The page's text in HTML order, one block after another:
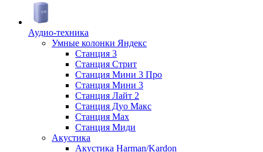
Аудио-техника
Умные колонки Яндекс
Станция 3
Станция Стрит
Станция Мини 3 Про
Станция Мини 3
Станция Лайт 2
Станция Дуо Макс
Станция Max
Станция Миди
Акустика
Акустика Harman/Kardon